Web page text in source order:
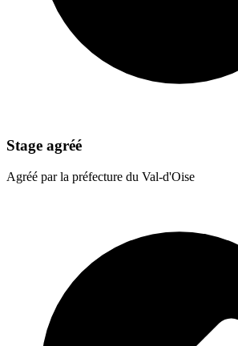
Stage agréé
Agréé par la préfecture du Val-d'Oise